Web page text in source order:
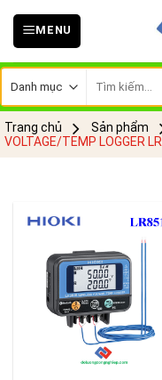
Skip
MENU
kiếm:
Trang chủ Sản phẩm
VOLTAGE/TEMP LOGGER